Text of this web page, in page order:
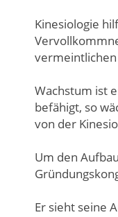
Kinesiologie
Wachstum ist
befähigt, so
von der
Um den
Er sieht seine